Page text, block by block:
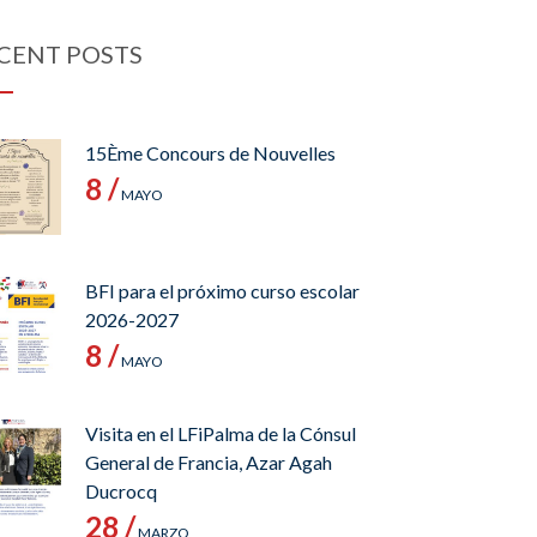
POSTS
15Ème Concours de Nouvelles
8 /MAYO
BFI para el próximo curso escolar
2026-2027
8 /MAYO
Visita en el LFiPalma de la Cónsul
General de Francia, Azar Agah
Ducrocq
28 /MARZO